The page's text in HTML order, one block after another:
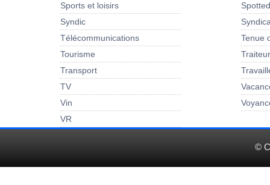
Sports et loisirs
Spotted
Syndic
Télécommunications
Tenue
Tourisme
Transport
TV
Vin
VR
©